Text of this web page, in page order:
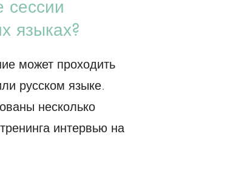
сессии
языках?
может проходить
русском языке.
несколько
интервью на